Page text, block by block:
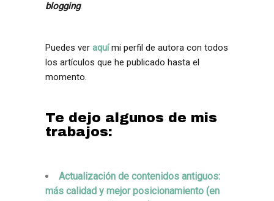
blogging.
Puedes ver aquími perfil de autora con todos
los artículos que he publicado hasta el
momento.
Te dejo algunos de mis
trabajos:
Actualización de contenidos antiguos:
más calidad y mejor posicionamiento (en